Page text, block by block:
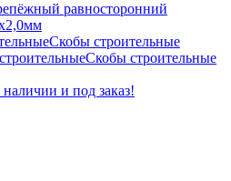
равносторонний
Скобы строительные
Скобы строительные
и под заказ!